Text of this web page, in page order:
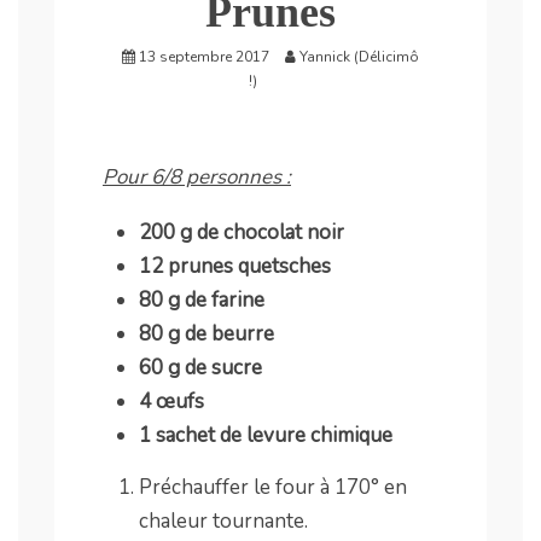
Prunes
13 septembre 2017
Yannick (Délicimô
!)
Pour 6/8 personnes :
200 g de chocolat noir
12 prunes quetsches
80 g de farine
80 g de beurre
60 g de sucre
4 œufs
1 sachet de levure chimique
Préchauffer le four à 170° en
chaleur tournante.